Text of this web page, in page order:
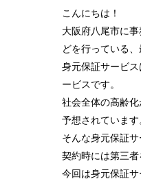
こんにちは！
大阪府八尾市に
どを行っている
身元保証サービ
ービスです。
社会全体の高齢
予想されています
そんな身元保証
契約時には第三
今回は身元保証